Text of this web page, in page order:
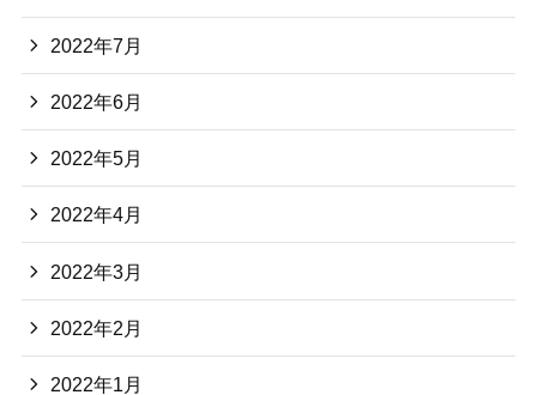
2022年7月
2022年6月
2022年5月
2022年4月
2022年3月
2022年2月
2022年1月